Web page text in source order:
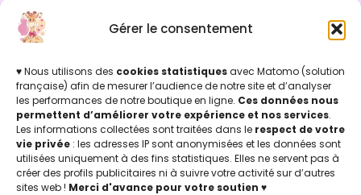
Gérer le consentement
♥ Nous utilisons des cookies statistiquesavec Matomo (solution
française) afin de mesurer l’audience de notre site et d’analyser
les performances de notre boutique en ligne. Ces données nous
permettent d’améliorer votre expérience et nos services.
Les informations collectées sont traitées dans le respect de votre
vie privée : les adresses IP sont anonymisées et les données sont
utilisées uniquement à des fins statistiques. Elles ne servent pas à
créer des profils publicitaires ni à suivre votre activité sur d’autres
sites web ! Merci d'avance pour votre soutien ♥
INFOS LÉGALES
Mentions légales & Politique de confidentialité
Politique de cookies
Conditions Générales de Vente (CGV)
Licence d'utilisation
Concu par Marion Jicoulat avec ♡
Apprentie Girafe ® Marque Déposée
APPRENTIE GIRAFE
La Boutique
Mon compte